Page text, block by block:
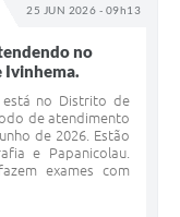
25 JUN 2026 - 09h13
no
Ivinhema.
no Distrito de
de atendimento
de 2026. Estão
e Papanicolau.
exames com